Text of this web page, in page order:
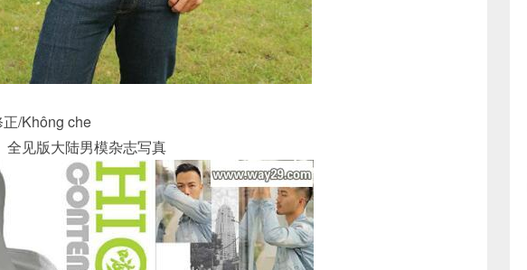
/Không che
全见版大陆男模杂志写真